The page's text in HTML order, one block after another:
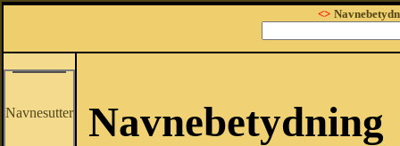
<>
Navnesutter Navnebetydning